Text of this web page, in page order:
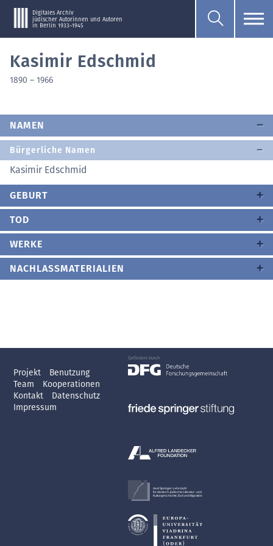
Digitales Archiv
jüdischer Autorinnen und Autoren
in Berlin 1933–1945
Kasimir Edschmid
1890 – 1966
NAMEN
Bürgerliche Namen
Kasimir Edschmid
GEBURT
TOD
WERKE
NACHLASSMATERIALIEN
Projekt
Benutzung
Team
Kooperationen
Kontakt
Datenschutz
Impressum
Axel Springer-Lehrstuhl
für deutsch-jüdische Literatur- und
Kulturgeschichte, Exil und Migration